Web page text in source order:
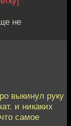
не
выкинул руку
и никаких
самое